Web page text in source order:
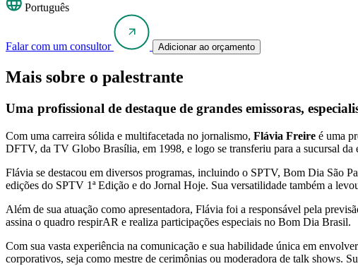
Português
Falar com um consultor Adicionar ao orçamento
Mais sobre o palestrante
Uma profissional de destaque de grandes emissoras,
Com uma carreira sólida e multifacetada no jornalismo, Flávia Freire é uma
DFTV, da TV Globo Brasília, em 1998, e logo se transferiu para a sucursal
Flávia se destacou em diversos programas, incluindo o SPTV, Bom Dia São
edições do SPTV 1ª Edição e do Jornal Hoje. Sua versatilidade também a
Além de sua atuação como apresentadora, Flávia foi a responsável pela
assina o quadro respirAR e realiza participações especiais no Bom Dia Brasil.
Com sua vasta experiência na comunicação e sua habilidade única em
corporativos, seja como mestre de cerimônias ou moderadora de talk shows.